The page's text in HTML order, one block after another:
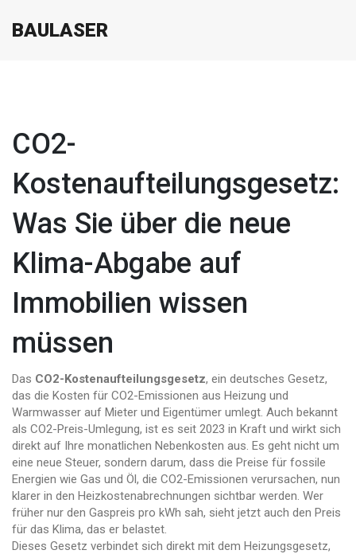
BAULASER
CO2-
Kostenaufteilungsgesetz:
Was Sie über die neue
Klima-Abgabe auf
Immobilien wissen
müssen
Das CO2-Kostenaufteilungsgesetz, ein deutsches Gesetz,
das die Kosten für CO2-Emissionen aus Heizung und
Warmwasser auf Mieter und Eigentümer umlegt. Auch bekannt
als CO2-Preis-Umlegung, ist es seit 2023 in Kraft und wirkt sich
direkt auf Ihre monatlichen Nebenkosten aus. Es geht nicht um
eine neue Steuer, sondern darum, dass die Preise für fossile
Energien wie Gas und Öl, die CO2-Emissionen verursachen, nun
klarer in den Heizkostenabrechnungen sichtbar werden. Wer
früher nur den Gaspreis pro kWh sah, sieht jetzt auch den Preis
für das Klima, das er belastet.
Dieses Gesetz verbindet sich direkt mit dem Heizungsgesetz,